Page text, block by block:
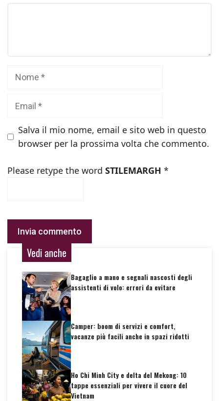
Salva il mio nome, email e sito web in questo
browser per la prossima volta che commento.
Please retype the word STILEMARGH *
Vedi anche
Bagaglio a mano e segnali nascosti degli
assistenti di volo: errori da evitare
Camper: boom di servizi e comfort,
vacanze più facili anche in spazi ridotti
Ho Chi Minh City e delta del Mekong: 10
tappe essenziali per vivere il cuore del
Vietnam